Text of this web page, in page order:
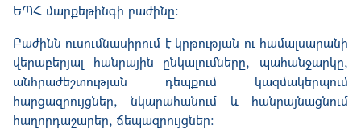
ԵՊՀ մարքեթինգի բաժինը:
Բաժինն ուսումնասիրում է կրթության ու համալսարանի
վերաբերյալ հանրային ընկալումները, պահանջարկը,
անհրաժեշտության դեպքում կազմակերպում
հարցազրույցներ, նկարահանում և հանրայնացնում
հաղորդաշարեր, ճեպազրույցներ: